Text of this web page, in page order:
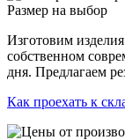
Размер на выбор
Изготовим
собственном
дня. Предлагаем
Как проехать к